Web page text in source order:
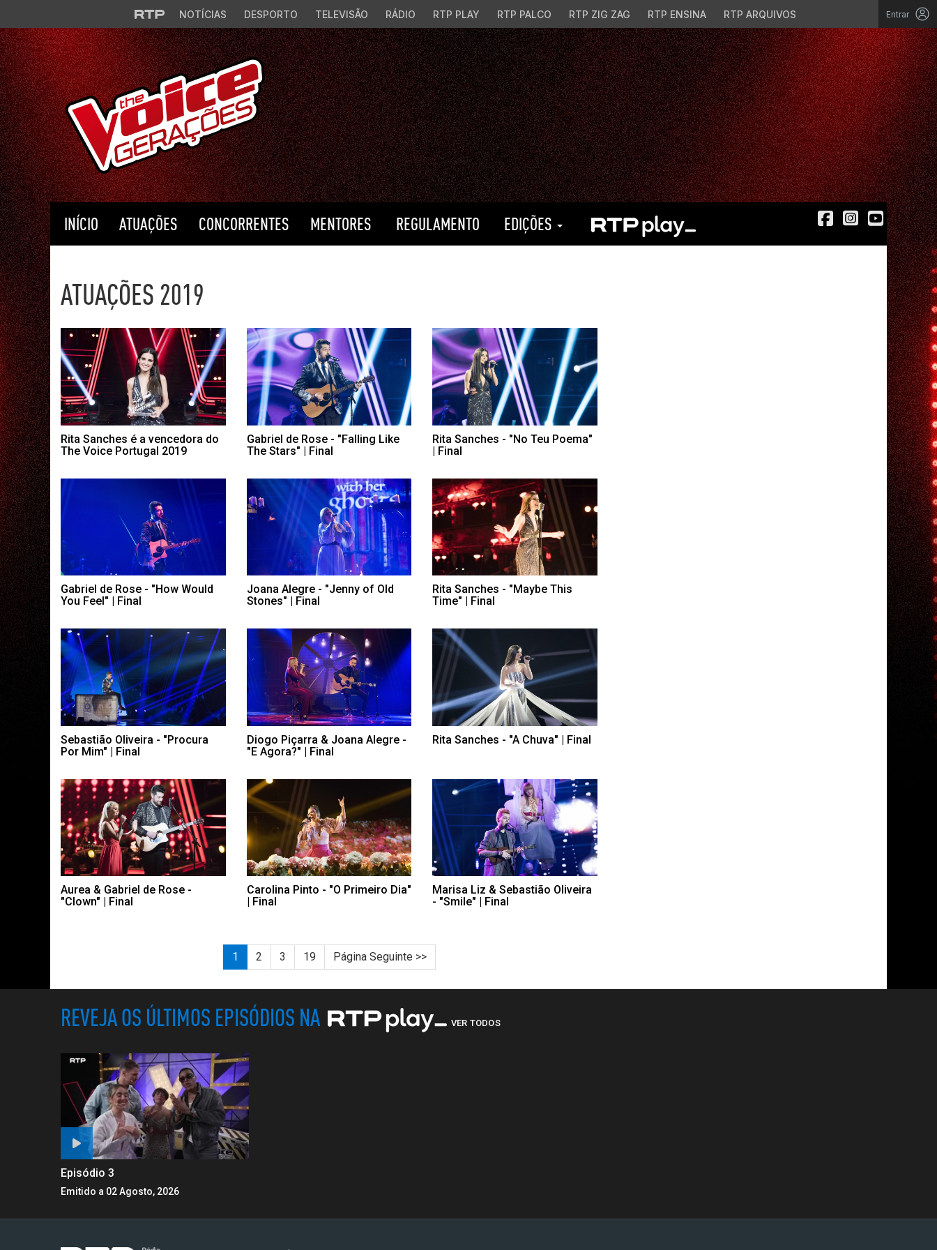
Saltar para o conteúdo principal
NOTÍCIAS DESPORTO TELEVISÃO RÁDIO RTP PLAY RTP PALCO RTP ZIG ZAG RTP ENSINA RTP ARQUIVOS Entrar
INÍCIO ATUAÇÕES CONCORRENTES MENTORES REGULAMENTO EDIÇÕES
The Voice Portugal
ATUAÇÕES 2019
Rita Sanches é a vencedora do
The Voice Portugal 2019
Gabriel de Rose - "Falling Like
The Stars" | Final
Rita Sanches - "No Teu Poema"
| Final
Gabriel de Rose - "How Would
You Feel" | Final
Joana Alegre - "Jenny of Old
Stones" | Final
Rita Sanches - "Maybe This
Time" | Final
Sebastião Oliveira - "Procura
Por Mim" | Final
Diogo Piçarra & Joana Alegre -
"E Agora?" | Final
Rita Sanches - "A Chuva" | Final
Aurea & Gabriel de Rose -
"Clown" | Final
Carolina Pinto - "O Primeiro Dia"
| Final
Marisa Liz & Sebastião Oliveira
- "Smile" | Final
1 2 3 19 Página Seguinte >>
REVEJA OS ÚLTIMOS EPISÓDIOS NA VER TODOS
Episódio 3
Emitido a 02 Agosto, 2026